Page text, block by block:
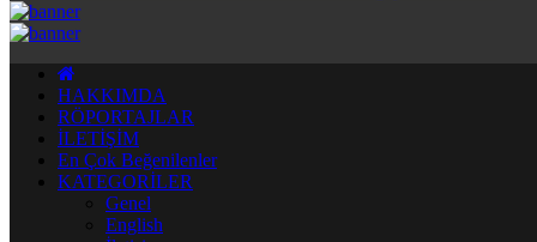
HAKKIMDA
RÖPORTAJLAR
İLETİŞİM
En Çok Beğenilenler
KATEGORİLER
Genel
English